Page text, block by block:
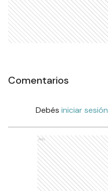
Comentarios
Debés iniciar sesión
Ads